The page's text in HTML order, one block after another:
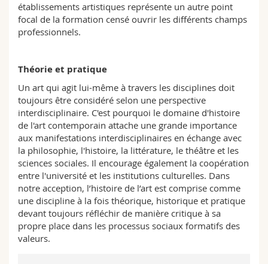
établissements artistiques représente un autre point
focal de la formation censé ouvrir les différents champs
professionnels.
Théorie et pratique
Un art qui agit lui-même à travers les disciplines doit
toujours être considéré selon une perspective
interdisciplinaire. C'est pourquoi le domaine d'histoire
de l'art contemporain attache une grande importance
aux manifestations interdisciplinaires en échange avec
la philosophie, l'histoire, la littérature, le théâtre et les
sciences sociales. Il encourage également la coopération
entre l'université et les institutions culturelles. Dans
notre acception, l’histoire de l’art est comprise comme
une discipline à la fois théorique, historique et pratique
devant toujours réfléchir de manière critique à sa
propre place dans les processus sociaux formatifs des
valeurs.